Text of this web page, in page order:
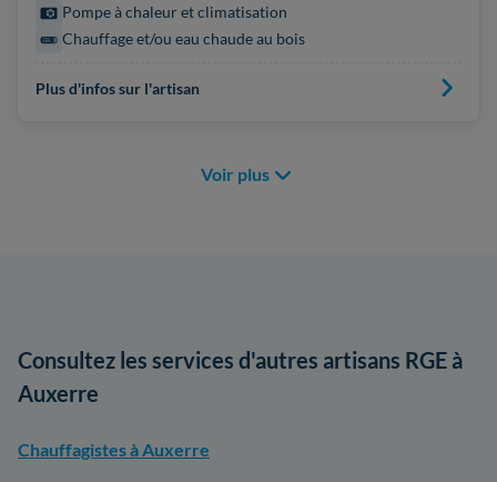
Pompe à chaleur et climatisation
Chauffage et/ou eau chaude au bois
Plus d'infos sur l'artisan
Voir plus
Consultez les services d'autres artisans RGE à
Auxerre
Chauffagistes à Auxerre